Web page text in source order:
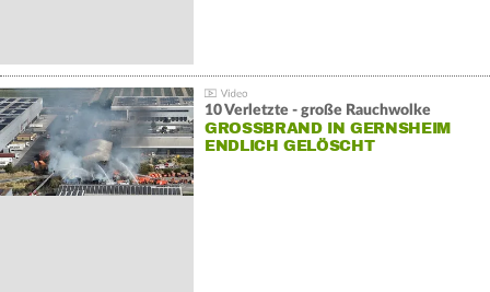
10 Verletzte - große Rauchwolke
GROSSBRAND IN GERNSHEIM E
NDLICH GELÖSCHT